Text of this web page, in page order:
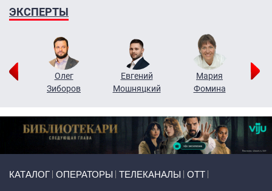
ЭКСПЕРТЫ
Олег
Зиборов
Евгений
Мошняцкий
Мария
Фомина
КАТАЛОГ ОПЕРАТОРЫ ТЕЛЕКАНАЛЫ ОТТ